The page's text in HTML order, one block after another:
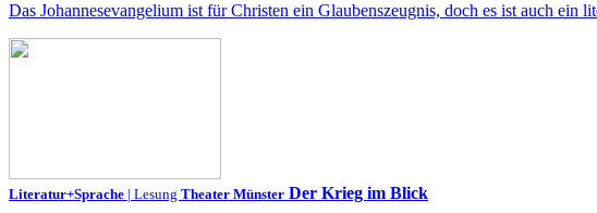
Das Johannesevangelium ist für Christen ein Glaubenszeugnis, doch es ist auch
Literatur+Sprache | Lesung Theater Münster Der Krieg im Blick